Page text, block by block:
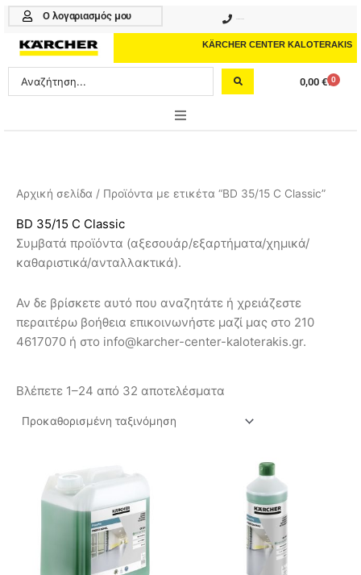
Μετάβαση
περιεχόμενο
Ο λογαριασμός μου
KÄRCHER CENTER KALOTERAKIS
Search
...
0,00 € 0
Cart
PROFESSIONAL
ΑΞΕΣΟΥΑΡ
ΥΠΗΡΕΣΙΕΣ-ΝΕΑ-ΛΥΣΕΙΣ
Αρχική σελίδα / Προϊόντα με ετικέτα “BD 35/15 C Classic”
BD 35/15 C Classic
Συμβατά προϊόντα (αξεσουάρ/εξαρτήματα/χημικά/
καθαριστικά/ανταλλακτικά).
Αν δε βρίσκετε αυτό που αναζητάτε ή χρειάζεστε
περαιτέρω βοήθεια επικοινωνήστε μαζί μας στο 210
4617070 ή στο info@karcher-center-kaloterakis.gr.
Βλέπετε 1–24 από 32 αποτελέσματα